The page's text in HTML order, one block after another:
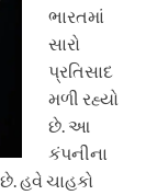
ભારતમાં
સારો
પ્રતિસાદ
મળી રહ્યો
છે. આ
કંપનીના
હવે ચાહકો